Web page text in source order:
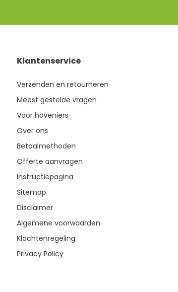
Klantenservice
Verzenden en retourneren
Meest gestelde vragen
Voor hoveniers
Over ons
Betaalmethoden
Offerte aanvragen
Instructiepagina
Sitemap
Disclaimer
Algemene voorwaarden
Klachtenregeling
Privacy Policy